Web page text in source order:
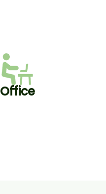
Office